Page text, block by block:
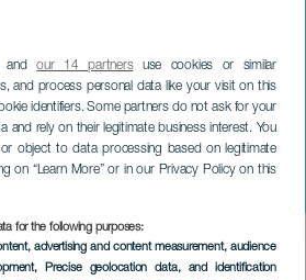
andour 14 partnersuse cookies or similar
and process personal data like your visit on this
identifiers. Some partners do not ask for your
and rely on their legitimate business interest. You
object to data processing based on legitimate
on “Learn More” or in our Privacy Policy on this
for the following purposes:
advertising and content measurement, audience
, Precise geolocation data, and identification